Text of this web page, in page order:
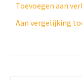
Toevoegen aan
Aan vergelijking